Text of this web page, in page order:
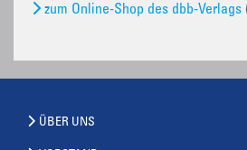
zum Online-Shop des dbb-Verlags
ÜBER UNS